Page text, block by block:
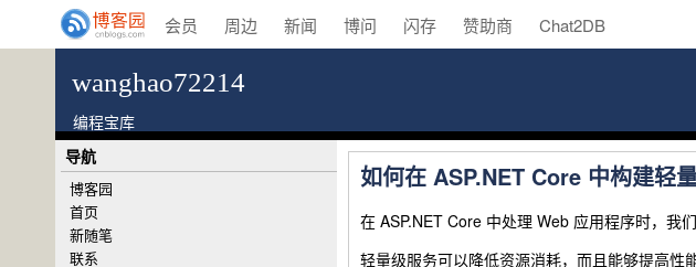
会员 周边 新闻 博问 闪存 赞助商 Chat2DB
wanghao72214
编程宝库
如何在 ASP.NET Core 中构建轻
在 ASP.NET Core 中处理 Web 应用程序时，我
轻量级服务可以降低资源消耗，而且能够提高性
导航
博客园
首页
新随笔
联系